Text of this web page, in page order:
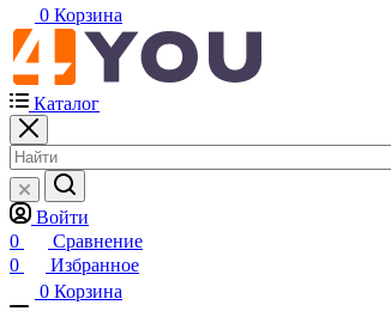
0 Корзина
Каталог
Войти
0
Сравнение
0
Избранное
0 Корзина